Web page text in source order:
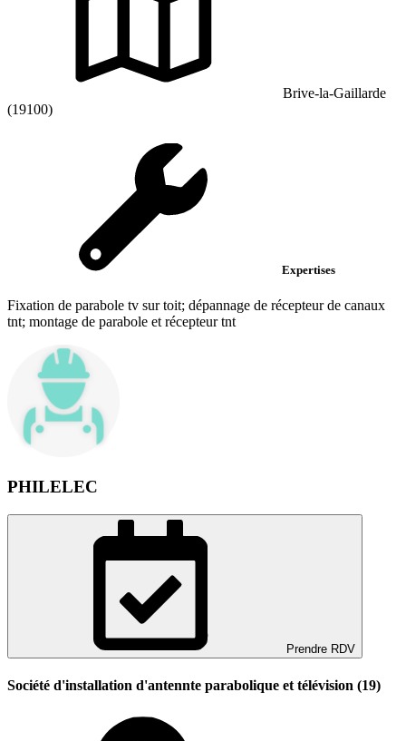
Brive-la-Gaillarde
(19100)
Expertises
Fixation de parabole tv sur toit; dépannage de récepteur de canaux
tnt; montage de parabole et récepteur tnt
PHILELEC
Prendre RDV
Société d'installation d'antennte parabolique et télévision (19)